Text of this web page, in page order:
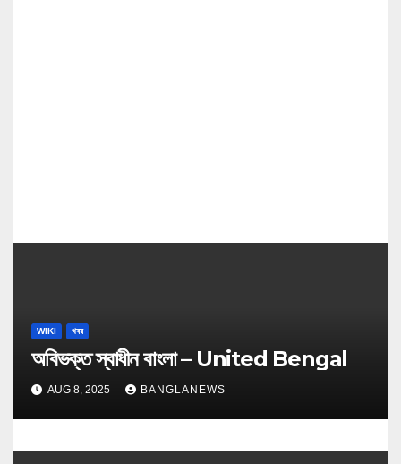
WIKI খবর
অবিভক্ত স্বাধীন বাংলা – United Bengal
AUG 8, 2025 BANGLANEWS